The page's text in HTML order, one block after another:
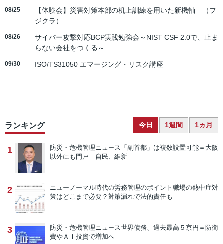
08/25
【体験会】災害対策本部の机上訓練を用いた新機軸 （フ
ジクラ）
08/26
サイバー攻撃対応BCP実践勉強会～NIST CSF 2.0で、止ま
らない会社をつくる～
09/30 ISO/TS31050 エマージング・リスク講座
ランキング 今日 1週間 1ヵ月
1 防災・危機管理ニュース 「副首都」は複数設置可能＝大阪
以外にも門戸―自民、維新
2 ニューノーマル時代の労務管理のポイント 職場の熱中症対
策はどこまで必要？対策漏れで法的責任も
3 防災・危機管理ニュース世界債務、過去最高５京円＝防衛
費やＡＩ投資で増加へ